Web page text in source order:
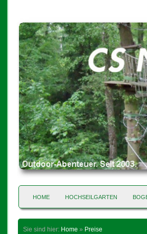
HOME HOCHSEILGARTEN
Sie sind hier: Home » Preise